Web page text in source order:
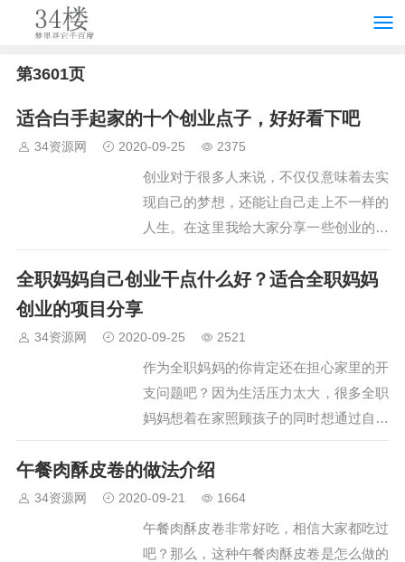
第3601页
适合白手起家的十个创业点子，好好看下吧
34资源网 2020-09-25 2375
创业对于很多人来说，不仅仅意味着去实
现自己的梦想，还能让自己走上不一样的
人生。在这里我给大家分享一些创业的点
子，希望能帮助到大家！…
全职妈妈自己创业干点什么好？适合全职妈妈
创业的项目分享
34资源网 2020-09-25 2521
作为全职妈妈的你肯定还在担心家里的开
支问题吧？因为生活压力太大，很多全职
妈妈想着在家照顾孩子的同时想通过自己
的努力创业。那么，全职妈妈自己创业干
点什么好呢？下面，小编整理了四个适合
全职妈妈创业的项目，大家一起来看看
吧。…
午餐肉酥皮卷的做法介绍
34资源网 2020-09-21 1664
午餐肉酥皮卷非常好吃，相信大家都吃过
吧？那么，这种午餐肉酥皮卷是怎么做的